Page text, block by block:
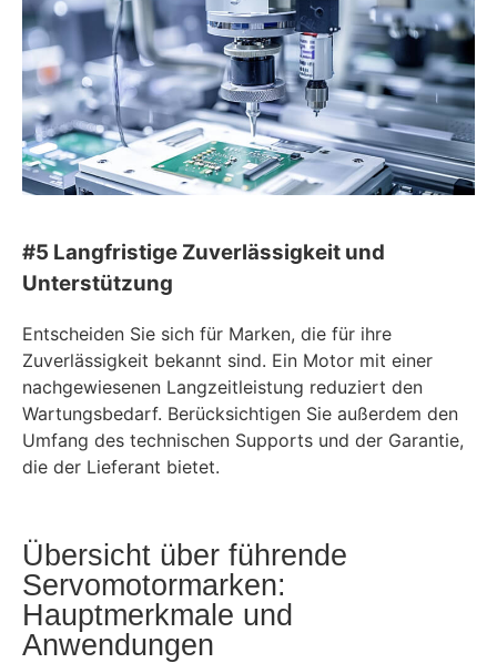
#5 Langfristige Zuverlässigkeit und
Unterstützung
Entscheiden Sie sich für Marken, die für ihre
Zuverlässigkeit bekannt sind. Ein Motor mit einer
nachgewiesenen Langzeitleistung reduziert den
Wartungsbedarf. Berücksichtigen Sie außerdem den
Umfang des technischen Supports und der Garantie,
die der Lieferant bietet.
Übersicht über führende
Servomotormarken:
Hauptmerkmale und
Anwendungen